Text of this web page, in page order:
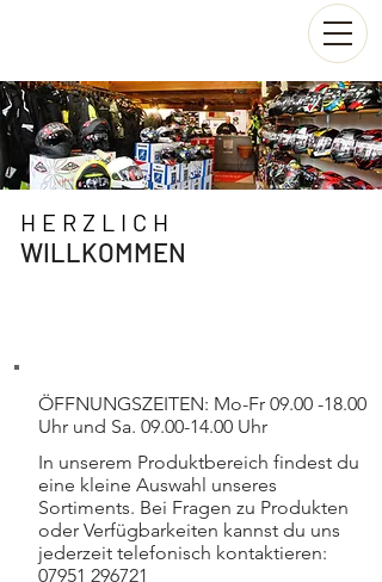
HERZLICH
WILLKOMMEN
ÖFFNUNGSZEITEN: Mo-Fr 09.00 -18.00
Uhr und Sa. 09.00-14.00 Uhr
In unserem Produktbereich findest du
eine kleine Auswahl unseres
Sortiments. Bei Fragen zu Produkten
oder Verfügbarkeiten kannst du uns
jederzeit telefonisch kontaktieren:
07951 296721